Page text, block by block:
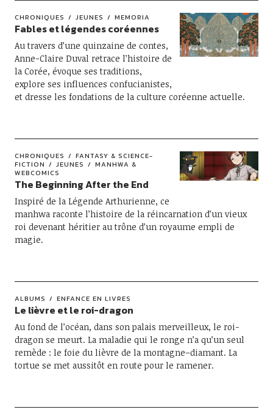
CHRONIQUES JEUNES MEMORIA
Fables et légendes coréennes
Au travers d’une quinzaine de contes,
Anne-Claire Duval retrace l’histoire de
la Corée, évoque ses traditions,
explore ses influences confucianistes,
et dresse les fondations de la culture coréenne actuelle.
CHRONIQUES
FANTASY & SCIENCE-
FICTION
JEUNES
MANHWA &
WEBCOMICS
The Beginning After the End
Inspiré de la Légende Arthurienne, ce
manhwa raconte l’histoire de la réincarnation d’un vieux
roi devenant héritier au trône d’un royaume empli de
magie.
ALBUMS ENFANCE EN LIVRES
Le lièvre et le roi-dragon
Au fond de l’océan, dans son palais merveilleux, le roi-
dragon se meurt. La maladie qui le ronge n’a qu’un seul
remède : le foie du lièvre de la montagne–diamant. La
tortue se met aussitôt en route pour le ramener.